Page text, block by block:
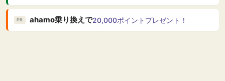
PR ahamo乗り換えで20,000ポイントプレゼント！